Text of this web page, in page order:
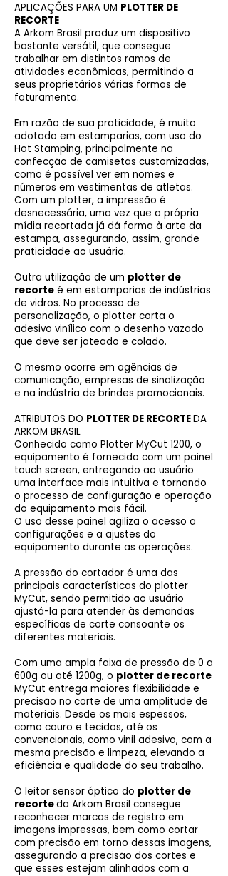
APLICAÇÕES PARA UM PLOTTER DE
RECORTE
A Arkom Brasil produz um dispositivo
bastante versátil, que consegue
trabalhar em distintos ramos de
atividades econômicas, permitindo a
seus proprietários várias formas de
faturamento.
Em razão de sua praticidade, é muito
adotado em estamparias, com uso do
Hot Stamping, principalmente na
confecção de camisetas customizadas,
como é possível ver em nomes e
números em vestimentas de atletas.
Com um plotter, a impressão é
desnecessária, uma vez que a própria
mídia recortada já dá forma à arte da
estampa, assegurando, assim, grande
praticidade ao usuário.
Outra utilização de um plotter de
recorte é em estamparias de indústrias
de vidros. No processo de
personalização, o plotter corta o
adesivo vinílico com o desenho vazado
que deve ser jateado e colado.
O mesmo ocorre em agências de
comunicação, empresas de sinalização
e na indústria de brindes promocionais.
ATRIBUTOS DO PLOTTER DE RECORTEDA
ARKOM BRASIL
Conhecido como Plotter MyCut 1200, o
equipamento é fornecido com um painel
touch screen, entregando ao usuário
uma interface mais intuitiva e tornando
o processo de configuração e operação
do equipamento mais fácil.
O uso desse painel agiliza o acesso a
configurações e a ajustes do
equipamento durante as operações.
A pressão do cortador é uma das
principais características do plotter
MyCut, sendo permitido ao usuário
ajustá-la para atender às demandas
específicas de corte consoante os
diferentes materiais.
Com uma ampla faixa de pressão de 0 a
600g ou até 1200g, o plotter de recorte
MyCut entrega maiores flexibilidade e
precisão no corte de uma amplitude de
materiais. Desde os mais espessos,
como couro e tecidos, até os
convencionais, como vinil adesivo, com a
mesma precisão e limpeza, elevando a
eficiência e qualidade do seu trabalho.
O leitor sensor óptico do plotter de
recorteda Arkom Brasil consegue
reconhecer marcas de registro em
imagens impressas, bem como cortar
com precisão em torno dessas imagens,
assegurando a precisão dos cortes e
que esses estejam alinhados com a